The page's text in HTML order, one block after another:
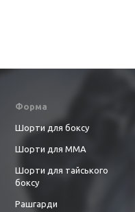
Форма
Шорти для боксу
Шорти для ММА
Шорти для тайського
боксу
Рашгарди